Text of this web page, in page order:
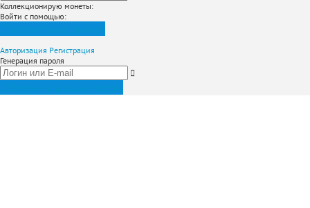
Коллекционирую монеты:
Войти с помощью:
Авторизация Регистрация
Генерация пароля